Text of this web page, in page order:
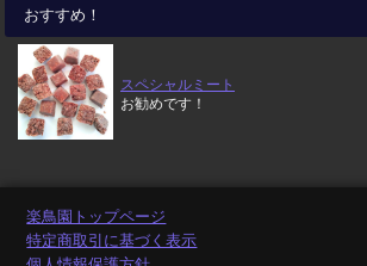
おすすめ！
スペシャルミート
お勧めです！
楽鳥園トップページ
特定商取引に基づく表示